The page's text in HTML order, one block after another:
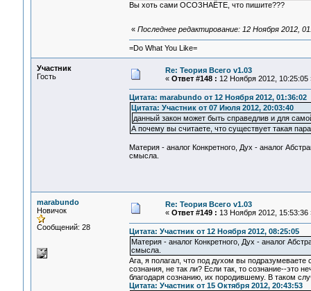
Вы хоть сами ОСОЗНАЁТЕ, что пишите???
« Последнее редактирование: 12 Ноября 2012,
=Do What You Like=
Участник
Гость
Re: Теория Всего v1.03
« Ответ #148 : 12 Ноября 2012, 10:25:05
Цитата: marabundo от 12 Ноября 2012, 01:36:02
Цитата: Участник от 07 Июля 2012, 20:03:40
данный закон может быть справедлив и для
А почему вы считаете, что существует такая
Материя - аналог Конкретного, Дух - аналог
смысла.
marabundo
Новичок
Сообщений: 28
Re: Теория Всего v1.03
« Ответ #149 : 13 Ноября 2012, 15:53:36
Цитата: Участник от 12 Ноября 2012, 08:25:05
Материя - аналог Конкретного, Дух - аналог
смысла.
Ага, я полагал, что под духом вы подразумеваете
сознания, не так ли? Если так, то сознание--это
благодаря сознанию, их породившему. В таком
Цитата: Участник от 15 Октября 2012, 20:43:53